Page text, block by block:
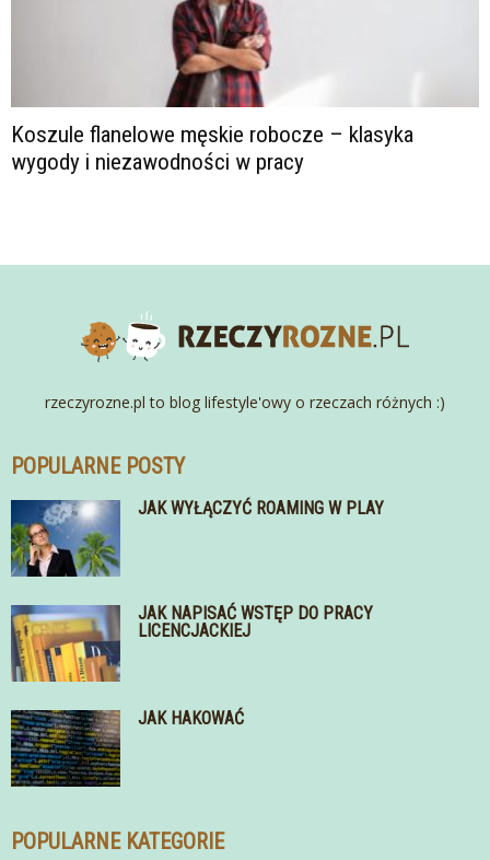
Koszule flanelowe męskie robocze – klasyka
wygody i niezawodności w pracy
rzeczyrozne.pl to blog lifestyle'owy o rzeczach różnych :)
POPULARNE POSTY
JAK WYŁĄCZYĆ ROAMING W PLAY
JAK NAPISAĆ WSTĘP DO PRACY
LICENCJACKIEJ
JAK HAKOWAĆ
POPULARNE KATEGORIE